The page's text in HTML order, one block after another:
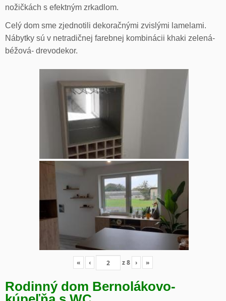
nožičkách s efektným zrkadlom.
Celý dom sme zjednotili dekoračnými zvislými lamelami.
Nábytky sú v netradičnej farebnej kombinácii khaki zelená-
béžová- drevodekor.
« ‹ z8 › »
Rodinný dom Bernolákovo-